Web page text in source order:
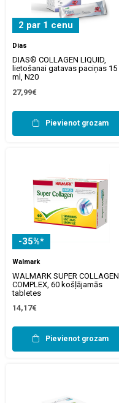
2 par 1 cenu
Dias
DIAS® COLLAGEN LIQUID,
lietošanai gatavas paciņas 15
ml, N20
27,99€
Pievienot grozam
-35%*
Walmark
WALMARK SUPER COLLAGEN
COMPLEX, 60 košļājamās
tabletes
14,17€
Pievienot grozam